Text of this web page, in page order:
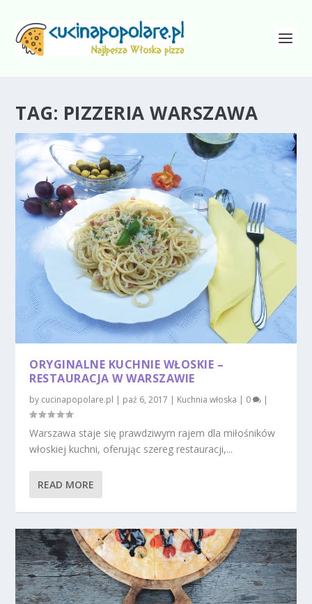
TAG: PIZZERIA WARSZAWA
ORYGINALNE KUCHNIE WŁOSKIE –
RESTAURACJA W WARSZAWIE
by cucinapopolare.pl | paź 6, 2017 | Kuchnia włoska | 0 |
Warszawa staje się prawdziwym rajem dla miłośników
włoskiej kuchni, oferując szereg restauracji,...
READ MORE